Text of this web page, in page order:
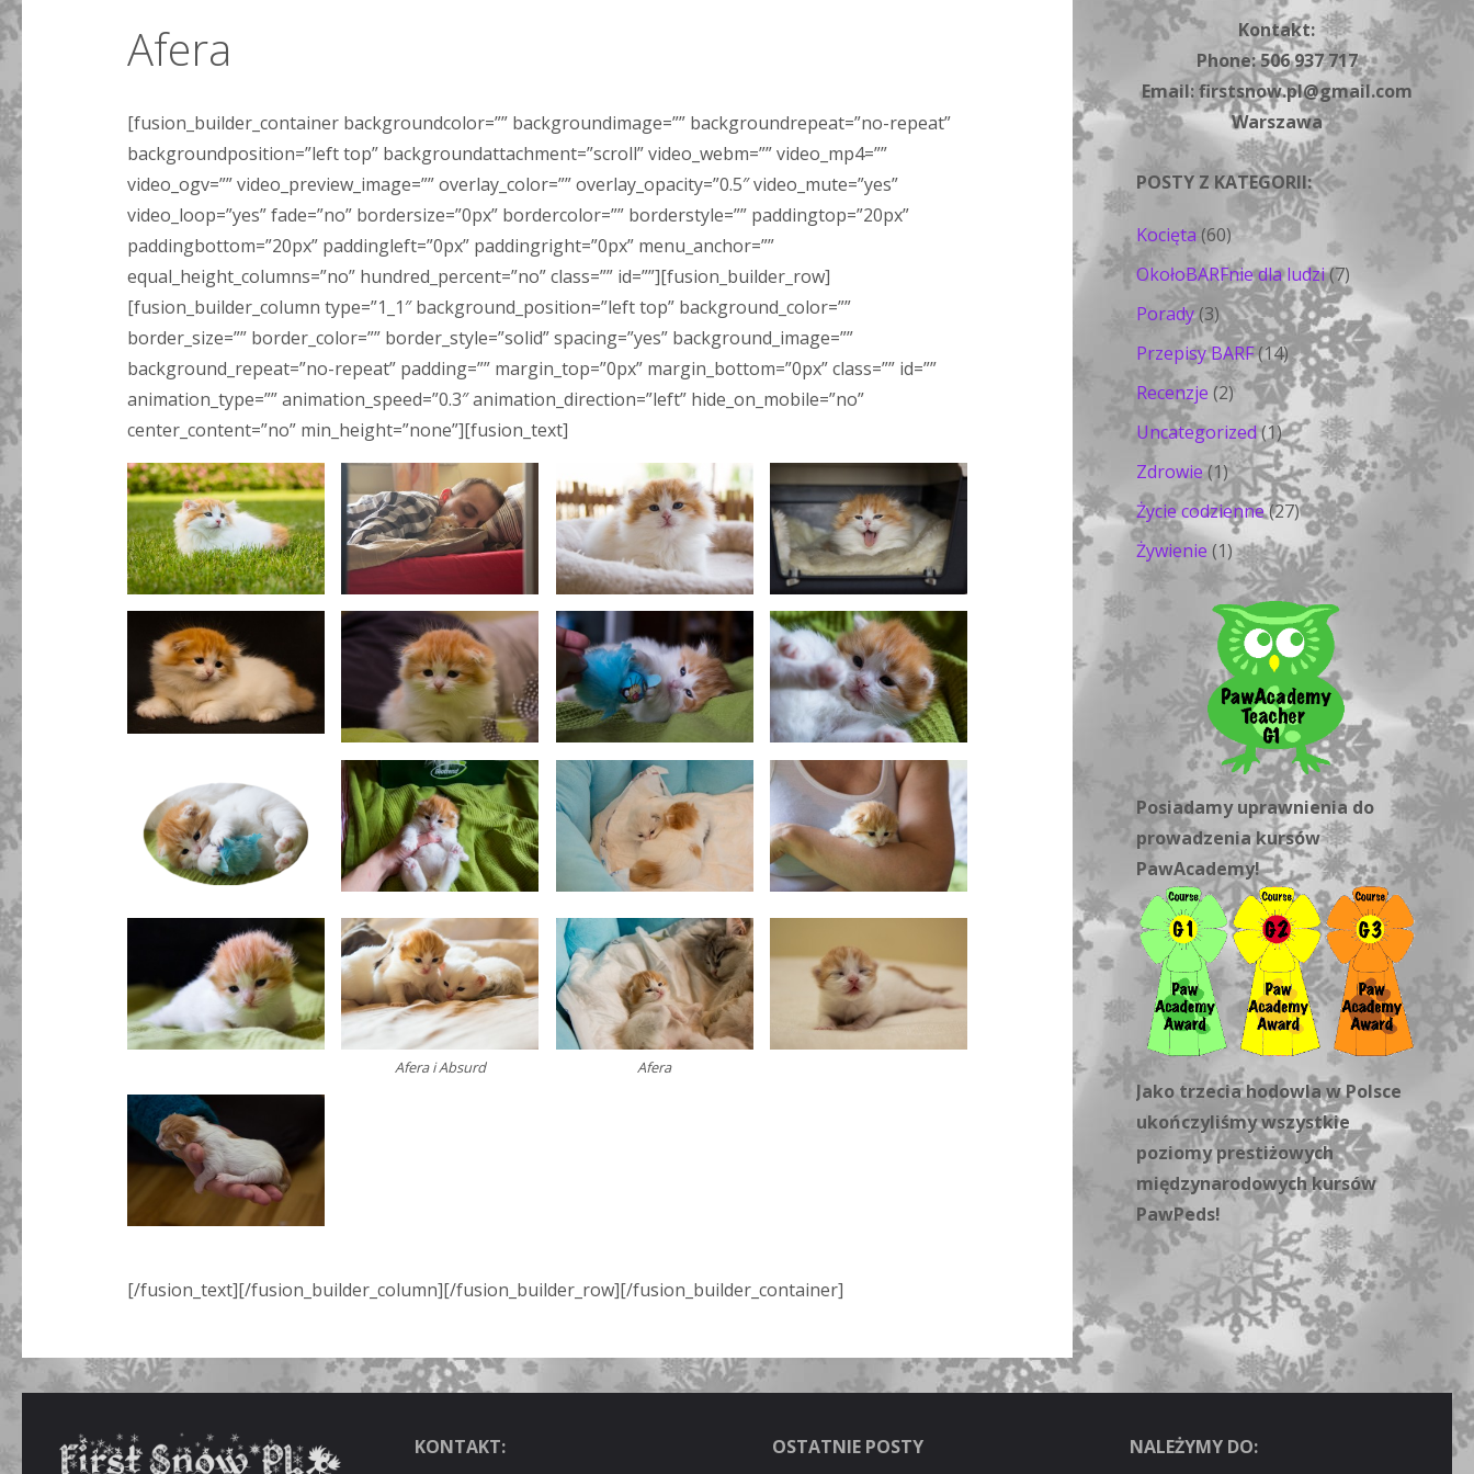
Afera
[fusion_builder_container backgroundcolor=”” backgroundimage=”” backgroundrepeat=”no-repeat”
backgroundposition=”left top” backgroundattachment=”scroll” video_webm=”” video_mp4=””
video_ogv=”” video_preview_image=”” overlay_color=”” overlay_opacity=”0.5″ video_mute=”yes”
video_loop=”yes” fade=”no” bordersize=”0px” bordercolor=”” borderstyle=”” paddingtop=”20px”
paddingbottom=”20px” paddingleft=”0px” paddingright=”0px” menu_anchor=””
equal_height_columns=”no” hundred_percent=”no” class=”” id=””][fusion_builder_row]
[fusion_builder_column type=”1_1″ background_position=”left top” background_color=””
border_size=”” border_color=”” border_style=”solid” spacing=”yes” background_image=””
background_repeat=”no-repeat” padding=”” margin_top=”0px” margin_bottom=”0px” class=”” id=””
animation_type=”” animation_speed=”0.3″ animation_direction=”left” hide_on_mobile=”no”
center_content=”no” min_height=”none”][fusion_text]
Afera i Absurd Afera
[/fusion_text][/fusion_builder_column][/fusion_builder_row][/fusion_builder_container]
Kontakt:
Phone: 506 937 717
Email: firstsnow.pl@gmail.com
Warszawa
POSTY Z KATEGORII:
Kocięta (60)
OkołoBARFnie dla ludzi(7)
Porady(3)
Przepisy BARF(14)
Recenzje (2)
Uncategorized(1)
Zdrowie(1)
Życie codzienne(27)
Żywienie (1)
Posiadamy uprawnienia do
prowadzenia kursów
PawAcademy!
Jako trzecia hodowla w Polsce
ukończyliśmy wszystkie
poziomy prestiżowych
międzynarodowych kursów
PawPeds!
KONTAKT: OSTATNIE POSTY NALEŻYMY DO: